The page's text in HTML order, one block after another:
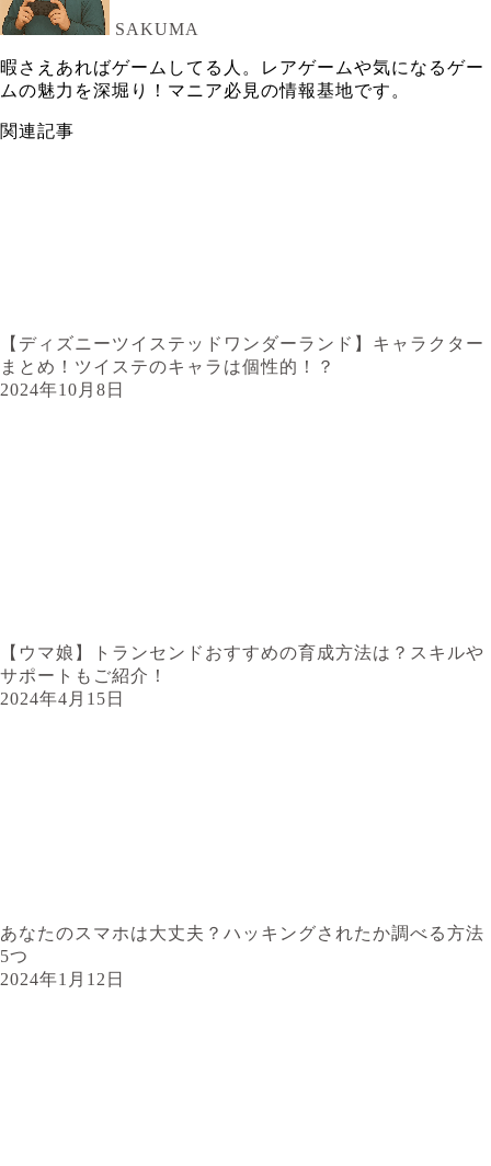
SAKUMA
暇さえあればゲームしてる人。レアゲームや気になるゲー
ムの魅力を深堀り！マニア必見の情報基地です。
関連記事
【ディズニーツイステッドワンダーランド】キャラクター
まとめ！ツイステのキャラは個性的！？
2024年10月8日
【ウマ娘】トランセンドおすすめの育成方法は？スキルや
サポートもご紹介！
2024年4月15日
あなたのスマホは大丈夫？ハッキングされたか調べる方法
5つ
2024年1月12日